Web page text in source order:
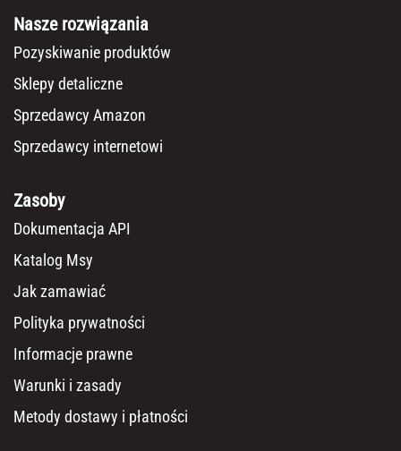
Nasze rozwiązania
Pozyskiwanie produktów
Sklepy detaliczne
Sprzedawcy Amazon
Sprzedawcy internetowi
Zasoby
Dokumentacja API
Katalog Msy
Jak zamawiać
Polityka prywatności
Informacje prawne
Warunki i zasady
Metody dostawy i płatności